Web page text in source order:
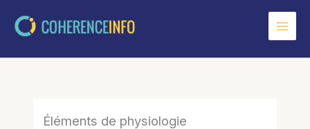
Éléments de physiologie